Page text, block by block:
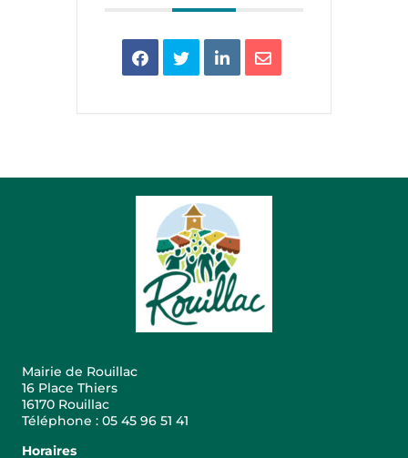
Mairie de Rouillac
16 Place Thiers
16170 Rouillac
Téléphone : 05 45 96 51 41
Horaires